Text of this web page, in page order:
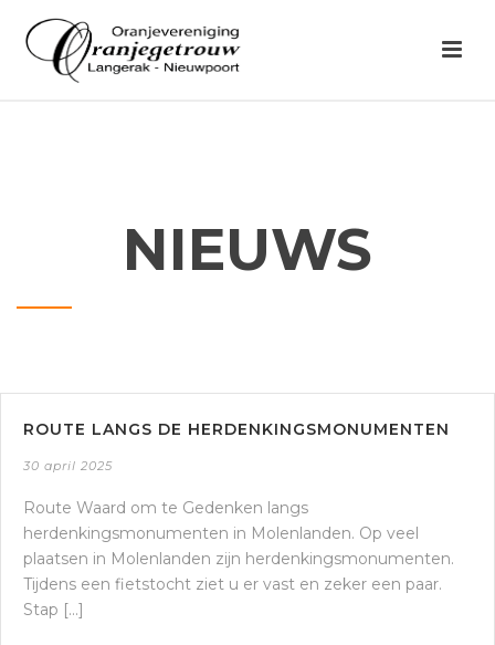
NIEUWS
ROUTE LANGS DE HERDENKINGSMONUMENTEN
30 april 2025
Route Waard om te Gedenken langs
herdenkingsmonumenten in Molenlanden. Op veel
plaatsen in Molenlanden zijn herdenkingsmonumenten.
Tijdens een fietstocht ziet u er vast en zeker een paar.
Stap [...]